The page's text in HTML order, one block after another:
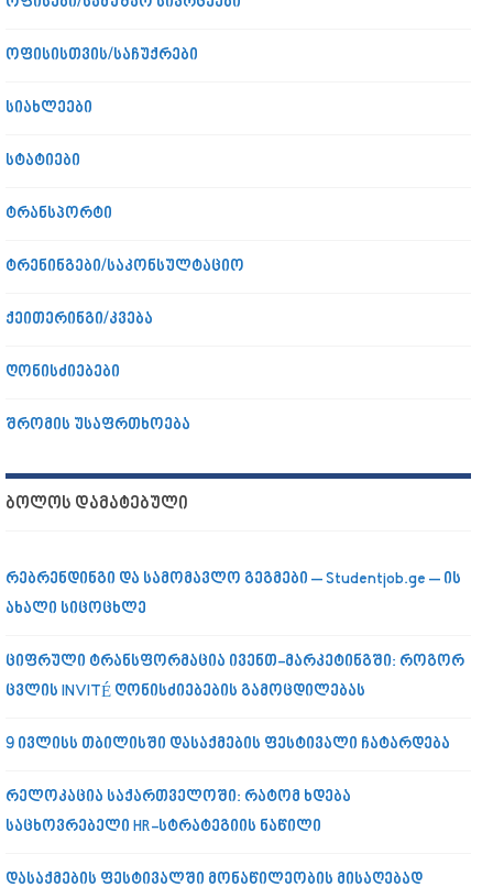
ოფისისთვის/საჩუქრები
სიახლეები
სტატიები
ტრანსპორტი
ტრენინგები/საკონსულტაციო
ქეითერინგი/კვება
ღონისძიებები
შრომის უსაფრთხოება
ᲑᲝᲚᲝᲡ ᲓᲐᲛᲐᲢᲔᲑᲣᲚᲘ
რებრენდინგი და სამომავლო გეგმები – Studentjob.ge – ის
ახალი სიცოცხლე
ციფრული ტრანსფორმაცია ივენთ-მარკეტინგში: როგორ
ცვლის INVITÉ ღონისძიებების გამოცდილებას
9 ივლისს თბილისში დასაქმების ფესტივალი ჩატარდება
რელოკაცია საქართველოში: რატომ ხდება
საცხოვრებელი HR-სტრატეგიის ნაწილი
დასაქმების ფესტივალში მონაწილეობის მისაღებად